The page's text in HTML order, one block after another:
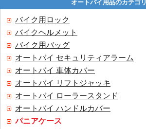
オートバイ用品のカテゴリ
バイク用ロック
バイクヘルメット
バイク用バッグ
オートバイ セキュリティアラーム
オートバイ 車体カバー
オートバイ リフトジャッキ
オートバイ ローラースタンド
オートバイ ハンドルカバー
パニアケース